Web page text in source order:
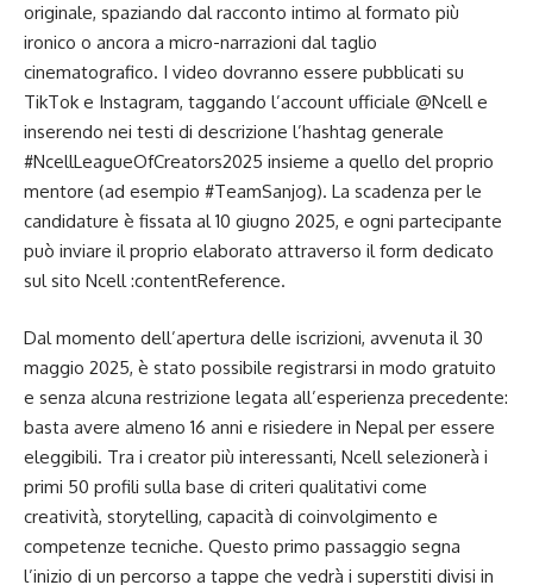
originale, spaziando dal racconto intimo al formato più
ironico o ancora a micro-narrazioni dal taglio
cinematografico. I video dovranno essere pubblicati su
TikTok e Instagram, taggando l’account ufficiale @Ncell e
inserendo nei testi di descrizione l’hashtag generale
#NcellLeagueOfCreators2025 insieme a quello del proprio
mentore (ad esempio #TeamSanjog). La scadenza per le
candidature è fissata al 10 giugno 2025, e ogni partecipante
può inviare il proprio elaborato attraverso il form dedicato
sul sito Ncell :contentReference.
Dal momento dell’apertura delle iscrizioni, avvenuta il 30
maggio 2025, è stato possibile registrarsi in modo gratuito
e senza alcuna restrizione legata all’esperienza precedente:
basta avere almeno 16 anni e risiedere in Nepal per essere
eleggibili. Tra i creator più interessanti, Ncell selezionerà i
primi 50 profili sulla base di criteri qualitativi come
creatività, storytelling, capacità di coinvolgimento e
competenze tecniche. Questo primo passaggio segna
l’inizio di un percorso a tappe che vedrà i superstiti divisi in